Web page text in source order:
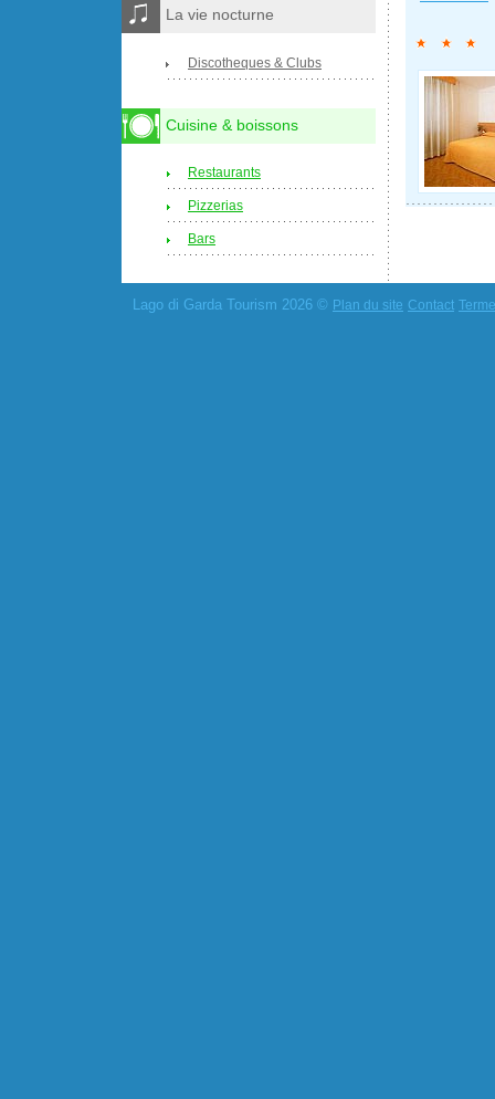
La vie nocturne
Discotheques & Clubs
Cuisine & boissons
Restaurants
Pizzerias
Bars
Lago di Garda Tourism 2026 © Plan du site Contact